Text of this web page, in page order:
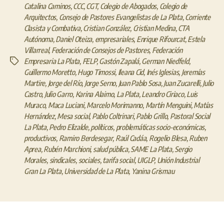
Etiquetas
Catalina Caminos, CCC,CGT,Colegio de Abogados, Colegio de
Arquitectos, Consejo de Pastores Evangelistas de La Plata, Corriente
Clasista y Combativa, Cristian González, Cristian Medina, CTA
Autónoma, Daniel Oteiza, empresariales, Enrique Rifourcat, Estela
Villarreal,Federación de Consejos de Pastores, Federación
Empresaria La Plata, FELP,Gastón Zapalá, German Niedfeld,
Guillermo Moretto, Hugo Timossi, Ileana Cid, Inés Iglesias, Jeremías
Martire, Jorge del Río, Jorge Serno, Juan Pablo Sosa, Juan Zucarelli, Julio
Castro, Julio Garro, Karina Alaimo, La Plata, Leandro Ciriaco, Luis
Muraco, Maca Luciani, Marcelo Morimanno, Martín Menguini, Matías
Hernández, Mesa social,Pablo Coltrinari, Pablo Grillo, Pastoral Social
La Plata, Pedro Elizalde, políticos, problemáticas socio-económicas,
productivos, Ramiro Berdesegar, Raúl Cadáa, Rogelio Blesa, Ruben
Aprea, Rubén Marchioni, salud pública, SAME La Plata, Sergio
Morales, sindicales, sociales, tarifa social,UIGLP, Unión Industrial
Gran La Plata, Universidad de La Plata, Yanina Grismau